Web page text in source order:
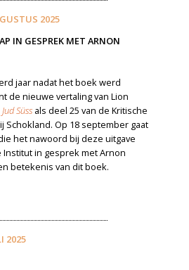
2025
IN GESPREK MET ARNON
jaar nadat het boek werd
de nieuwe vertaling van Lion
Jud Süssals deel 25 van de Kritische
Schokland. Op 18 september gaat
het nawoord bij deze uitgave
in gesprek met Arnon
betekenis van dit boek.
2025